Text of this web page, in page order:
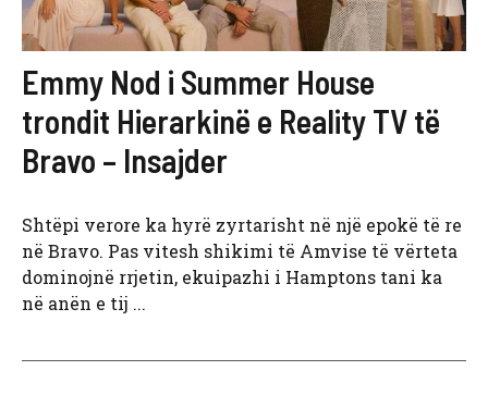
Emmy Nod i Summer House
trondit Hierarkinë e Reality TV të
Bravo – Insajder
Shtëpi verore ka hyrë zyrtarisht në një epokë të re
në Bravo. Pas vitesh shikimi të Amvise të vërteta
dominojnë rrjetin, ekuipazhi i Hamptons tani ka
në anën e tij ...